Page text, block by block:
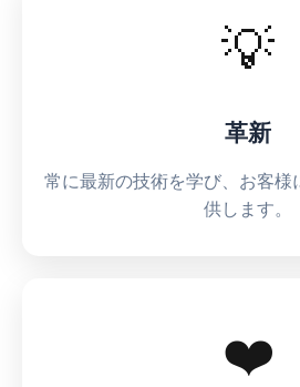
💡
革新
常に最新の技術を学び、お客様
供します。
❤️